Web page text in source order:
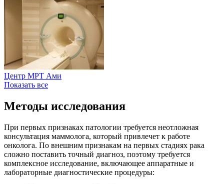
Центр МРТ Ами
Показать все
Методы исследования
При первых признаках патологии требуется неотложная
консультация маммолога, который привлечет к работе
онколога. По внешним признакам на первых стадиях рака
сложно поставить точный диагноз, поэтому требуется
комплексное исследование, включающее аппаратные и
лабораторные диагностические процедуры: